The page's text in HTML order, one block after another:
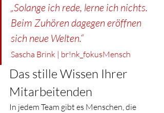
„Solange ich rede, lerne ich nichts.
Beim Zuhören dagegen eröffnen
sich neue Welten.“
Sascha Brink | br!nk_fokusMensch
Das stille Wissen Ihrer
Mitarbeitenden
In jedem Team gibt es Menschen, die